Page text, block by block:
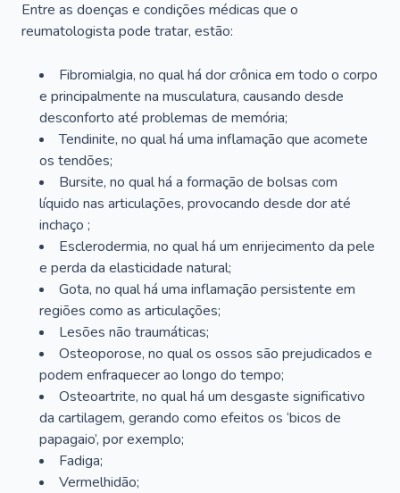
Entre as doenças e condições médicas que o
reumatologista pode tratar, estão:
Fibromialgia, no qual há dor crônica em todo o corpo
e principalmente na musculatura, causando desde
desconforto até problemas de memória;
Tendinite, no qual há uma inflamação que acomete
os tendões;
Bursite, no qual há a formação de bolsas com
líquido nas articulações, provocando desde dor até
inchaço ;
Esclerodermia, no qual há um enrijecimento da pele
e perda da elasticidade natural;
Gota, no qual há uma inflamação persistente em
regiões como as articulações;
Lesões não traumáticas;
Osteoporose, no qual os ossos são prejudicados e
podem enfraquecer ao longo do tempo;
Osteoartrite, no qual há um desgaste significativo
da cartilagem, gerando como efeitos os ‘bicos de
papagaio’, por exemplo;
Fadiga;
Vermelhidão;